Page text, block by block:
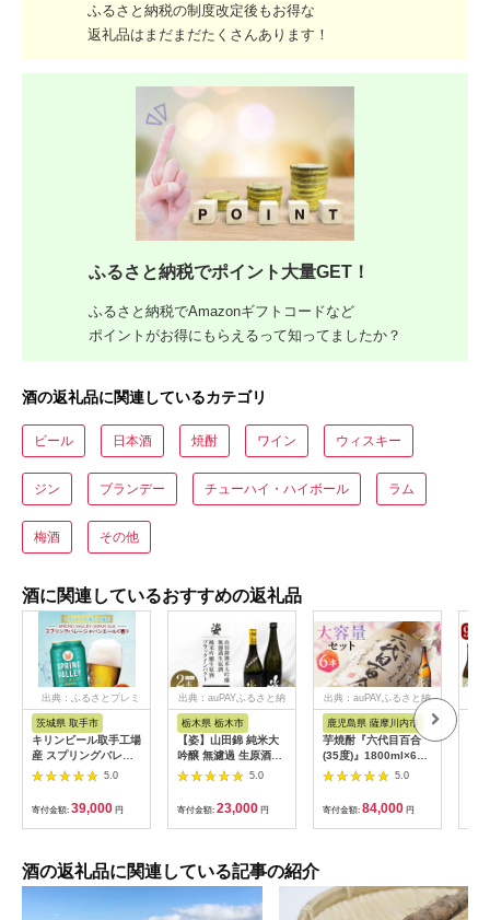
ふるさと納税の制度改定後もお得な
返礼品はまだまだたくさんあります！
ふるさと納税でポイント大量GET！
ふるさと納税でAmazonギフトコードなど
ポイントがお得にもらえるって知ってましたか？
酒の返礼品に関連しているカテゴリ
ビール 日本酒 焼酎 ワイン ウィスキー
ジン ブランデー チューハイ・ハイボール ラム
梅酒 その他
酒に関連しているおすすめの返礼品
出典：ふるさとプレミ
茨城県 取手市
キリンビール取手工場
産 スプリングバレー
ジャパンエール〈香〉
350ml缶-24本×2ケー
ス|KIRIN 麒麟 ビール
クラフトビール
SPRING VALLEY
手市（AB076-1）
5.0
寄付金額: 39,000 円
出典：auPAYふるさと納
栃木県 栃木市
【姿】山田錦 純米大
吟醸 無濾過 生原酒・
純米吟醸生原酒Black
Impact セット｜ お酒
さけ 日本酒 地酒 純米
大吟醸 無濾過 原酒 人
気 ギフト 栃木
5.0
寄付金額: 23,000 円
出典：auPAYふるさと納
税
鹿児島県 薩摩川内市
芋焼酎『六代目百合
(35度)』1800ml×6本
セット 塩田酒造 ISR-
5.0
寄付金額: 84,000 円
酒の返礼品に関連している記事の紹介